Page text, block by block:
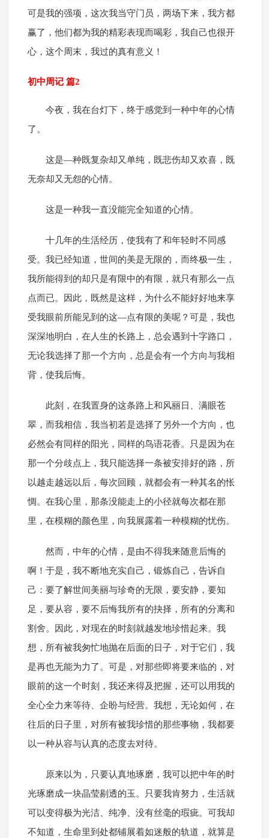
可是我的强项，这次我当守门员，两场下来，我方都
赢了，他们都为我的精彩表现而喝彩，我自己也很开
心，这个周末，我过的真有意义！
初中周记 篇2
今夜，我在台灯下，终于感觉到一种中年的心情
了。
这是—种既复杂却又单纯，既悲伤却又欢喜，既
无奈却又无怨的心情。
这是一种我一直没能完全知道的心情。
十几年的生活经历，使我有了和年轻时不同感
受。我已经知道，世间的美是无限的，而终极一生，
我所能得到的却只是有限中的有限，就只有那么一点
点而已。因此，既然是这样，为什么不能好好地来享
受我眼前所能见到的这—点有限的美呢？可是，我也
深深地明白，在人生的长路上，总会遇到十字路口，
无论我选择了那一个方向，总是会有一个方向与我相
背，使我后悔。
此刻，在我置身的这条路上和风丽日、满眼苍
翠，而我相信，我当初若是选择了另外一个方向，也
必然会有同样的阳光，同样的鸟语花香。只是因为在
那一个分歧点上，我只能选择一条被安排好的路，所
以越走越远以后，每次回顾，就都会有一种其名的怅
惆。在我心里，那条没能走上的小径就每次都在那
里，在模糊的颜色里，向我展露着一种模糊的忧伤。
然而，中年的心情，是由不得我来随意后悔的
啊！于是，我不断地充实自己，锻炼自己，告诉自
己：要了解世间美丽与珍奇的无限，要安静，要知
足，要从容，要不后悔我所有的抉择，所有的分离和
割舍。因此，对现在的时刻就越发地珍惜起来。我
想，所有被我匆忙地抛在后面的日子，对于它们，我
是再也无能为力了。可是，对那些即将要来临的，对
眼前的这一个时刻，我还来得及把握，还可以用我的
全心全力来等待、企盼与经营。我想，无论如何，在
往后的日子里，对所有被我珍惜的那些事物，我都要
以一种从容与认真的态度去对待。
原来以为，只要认真地琢磨，我可以把中年的时
光琢磨成一块晶莹剔透的玉。只要我肯努力，生活就
可以变得极为光洁、纯净、没有丝毫的瑕疵。可我却
不知道，生命里到处都铺展着如迷般的轨道，就算是